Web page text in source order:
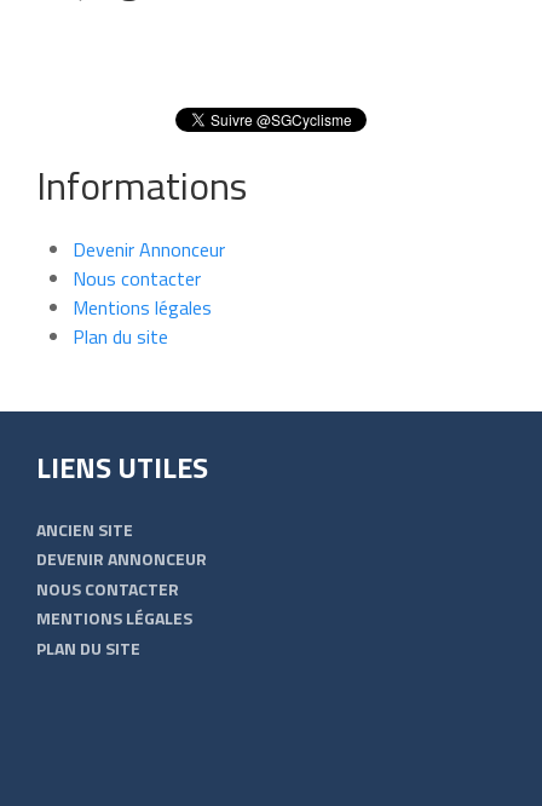
Informations
Devenir Annonceur
Nous contacter
Mentions légales
Plan du site
LIENS UTILES
ANCIEN SITE
DEVENIR ANNONCEUR
NOUS CONTACTER
MENTIONS LÉGALES
PLAN DU SITE